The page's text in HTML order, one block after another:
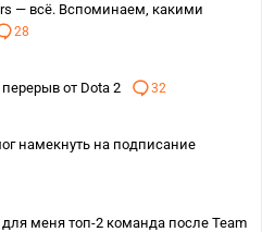
— всё. Вспоминаем, какими
28
от Dota 2
32
намекнуть на подписание
для меня топ-2 команда после Team